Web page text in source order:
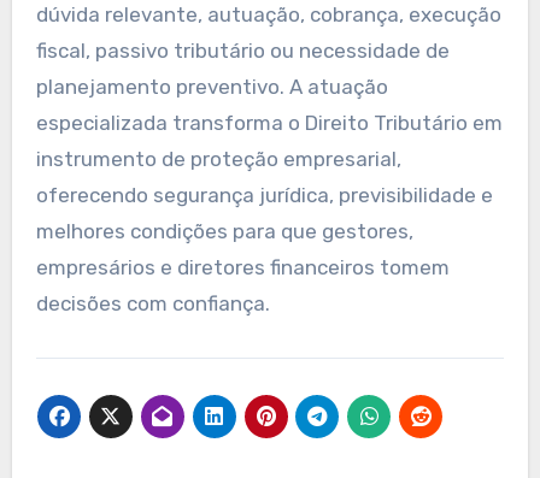
dúvida relevante, autuação, cobrança, execução
fiscal, passivo tributário ou necessidade de
planejamento preventivo. A atuação
especializada transforma o Direito Tributário em
instrumento de proteção empresarial,
oferecendo segurança jurídica, previsibilidade e
melhores condições para que gestores,
empresários e diretores financeiros tomem
decisões com confiança.